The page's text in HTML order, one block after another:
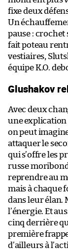
fixe deux
Un
pause : crochet
fait poteau
vestiaires,
équipe K.O.
Glushakov
Avec deux
une explication
on peut
attaquer le
qui s’offre les
russe
reprendre au
mais à chaque
dans leur élan.
l’énergie. Et
cinq derrière
première
d’ailleurs à